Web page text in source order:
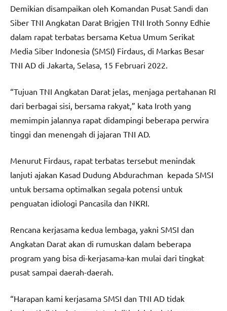
Demikian disampaikan oleh Komandan Pusat Sandi dan
Siber TNI Angkatan Darat Brigjen TNI Iroth Sonny Edhie
dalam rapat terbatas bersama Ketua Umum Serikat
Media Siber Indonesia (SMSI) Firdaus, di Markas Besar
TNI AD di Jakarta, Selasa, 15 Februari 2022.
“Tujuan TNI Angkatan Darat jelas, menjaga pertahanan RI
dari berbagai sisi, bersama rakyat,” kata Iroth yang
memimpin jalannya rapat didampingi beberapa perwira
tinggi dan menengah di jajaran TNI AD.
Menurut Firdaus, rapat terbatas tersebut menindak
lanjuti ajakan Kasad Dudung Abdurachman kepada SMSI
untuk bersama optimalkan segala potensi untuk
penguatan idiologi Pancasila dan NKRI.
Rencana kerjasama kedua lembaga, yakni SMSI dan
Angkatan Darat akan di rumuskan dalam beberapa
program yang bisa di-kerjasama-kan mulai dari tingkat
pusat sampai daerah-daerah.
“Harapan kami kerjasama SMSI dan TNI AD tidak